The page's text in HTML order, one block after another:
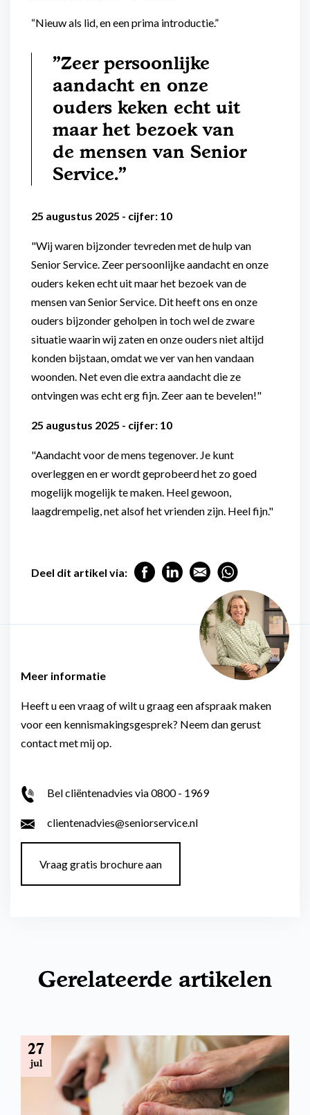
“Nieuw als lid, en een prima introductie.”
"Zeer persoonlijke
aandacht en onze
ouders keken echt uit
maar het bezoek van
de mensen van Senior
Service."
25 augustus 2025 - cijfer: 10
"Wij waren bijzonder tevreden met de hulp van
Senior Service. Zeer persoonlijke aandacht en onze
ouders keken echt uit maar het bezoek van de
mensen van Senior Service. Dit heeft ons en onze
ouders bijzonder geholpen in toch wel de zware
situatie waarin wij zaten en onze ouders niet altijd
konden bijstaan, omdat we ver van hen vandaan
woonden. Net even die extra aandacht die ze
ontvingen was echt erg fijn. Zeer aan te bevelen!"
25 augustus 2025 - cijfer: 10
"Aandacht voor de mens tegenover. Je kunt
overleggen en er wordt geprobeerd het zo goed
mogelijk mogelijk te maken. Heel gewoon,
laagdrempelig, net alsof het vrienden zijn. Heel fijn."
Deel dit artikel via:
Meer informatie
Heeft u een vraag of wilt u graag een afspraak maken
voor een kennismakingsgesprek? Neem dan gerust
contact met mij op.
Bel cliëntenadvies via 0800 - 1969
clientenadvies@seniorservice.nl
Vraag gratis brochure aan
Gerelateerde artikelen
27
jul